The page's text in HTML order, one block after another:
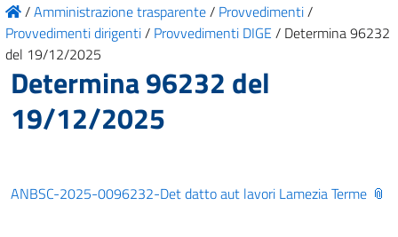
/Amministrazione trasparente/ Provvedimenti/
Provvedimenti dirigenti/ Provvedimenti DIGE / Determina 96232
del 19/12/2025
Determina 96232 del
19/12/2025
ANBSC-2025-0096232-Det datto aut lavori Lamezia Terme